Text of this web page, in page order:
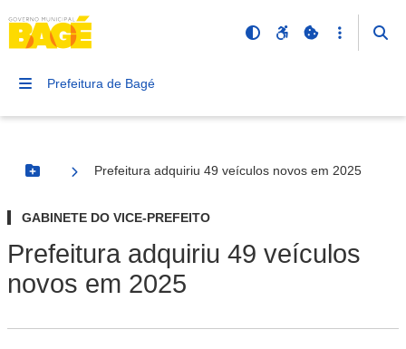
Prefeitura de Bagé
Botão Menu
Prefeitura adquiriu 49 veículos novos em 2025
GABINETE DO VICE-PREFEITO
Prefeitura adquiriu 49 veículos
novos em 2025